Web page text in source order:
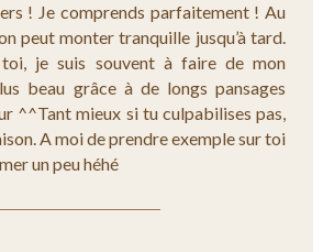
! Je comprends parfaitement ! Au
peut monter tranquille jusqu’à tard.
je suis souvent à faire de mon
beau grâce à de longs pansages
^^Tant mieux si tu culpabilises pas,
A moi de prendre exemple sur toi
un peu héhé